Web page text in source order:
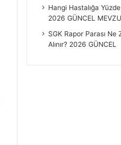
Hangi Hastalığa
2026 GÜNCEL
SGK Rapor Parası
Alınır? 2026 GÜNCEL